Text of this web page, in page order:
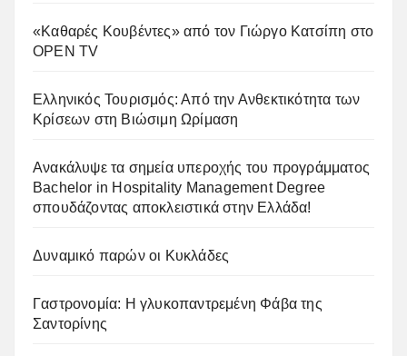
«Καθαρές Κουβέντες» από τον Γιώργο Κατσίπη στο
OPEN TV
Ελληνικός Τουρισμός: Από την Ανθεκτικότητα των
Κρίσεων στη Βιώσιμη Ωρίμαση
Ανακάλυψε τα σημεία υπεροχής του προγράμματος
Bachelor in Hospitality Management Degree
σπουδάζοντας αποκλειστικά στην Ελλάδα!
Δυναμικό παρών οι Κυκλάδες
Γαστρονομία: Η γλυκοπαντρεμένη Φάβα της
Σαντορίνης